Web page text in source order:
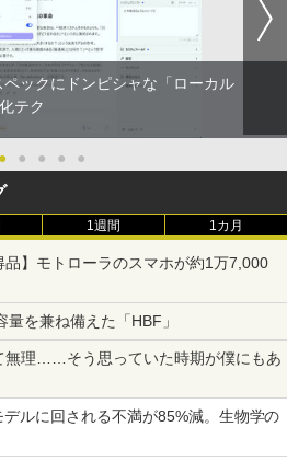
ペックにドンピシャな「ローカル
テク
● ● ● ● ●
1週間 1カ月
品】モトローラのスマホが約1万7,000
量を兼ね備えた「HBF」
無理……そう思っていた時期が僕にもあ
ルに回される不満が85%減。生物学の